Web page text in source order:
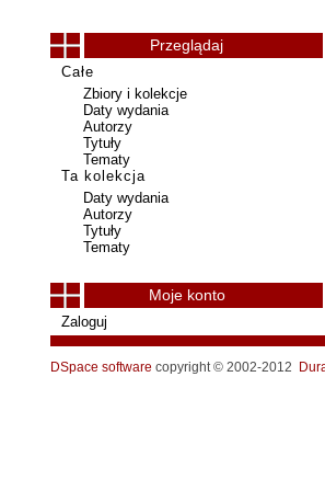
Przeglądaj
Całe
Zbiory i kolekcje
Daty wydania
Autorzy
Tytuły
Tematy
Ta kolekcja
Daty wydania
Autorzy
Tytuły
Tematy
Moje konto
Zaloguj
DSpace software copyright © 2002-2012